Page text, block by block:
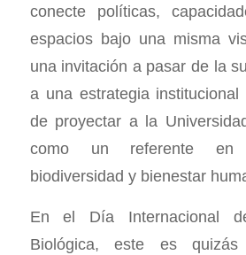
conecte políticas,
espacios bajo una misma
una invitación a pasar de la
a una estrategia institucional
de proyectar a la
como un referente en
biodiversidad y bienestar
En el Día Internacional
Biológica, este es quizás